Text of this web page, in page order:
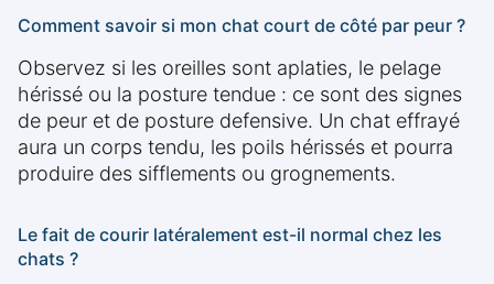
Comment savoir si mon chat court de côté par peur ?
Observez si les oreilles sont aplaties, le pelage
hérissé ou la posture tendue : ce sont des signes
de peur et de posture defensive. Un chat effrayé
aura un corps tendu, les poils hérissés et pourra
produire des sifflements ou grognements.
Le fait de courir latéralement est-il normal chez les
chats ?